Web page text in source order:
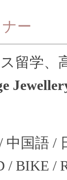
ー
留学、
中国語 /
/ BIKE /